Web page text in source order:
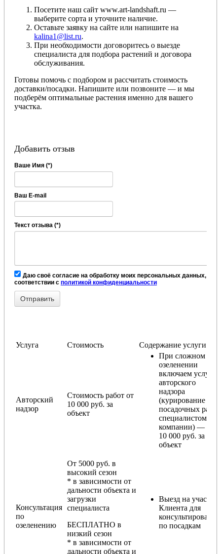
Посетите наш сайт www.art-landshaft.ru —
выберите сорта и уточните наличие.
Оставьте заявку на сайте или напишите на
kalina1@list.ru.
При необходимости договоритесь о выезде
специалиста для подбора растений и договора
обслуживания.
Готовы помочь с подбором и рассчитать стоимость
доставки/посадки. Напишите или позвоните — и мы
подберём оптимальные растения именно для вашего
участка.
Добавить отзыв
Ваше Имя (*)
Ваш E-mail
Текст отзыва (*)
Даю своё согласие на обработку моих персональных данных, в
соответствии с политикой конфиденциальности
Услуга Стоимость Содержание услуги
Авторский
надзор
Стоимость работ от
10 000 руб. за
объект
При сложном
озеленении
включаем услугу
авторского
надзора
(курирование
посадочных работ
специалистом
компании) — от
10 000 руб. за
объект
Консультация
по
озеленению
От 5000 руб. в
высокий сезон
* в зависимости от
дальности объекта и
загрузки
специалиста
БЕСПЛАТНО в
низкий сезон
* в зависимости от
дальности объекта и
Выезд на участок
Клиента для
консультирования
по посадкам